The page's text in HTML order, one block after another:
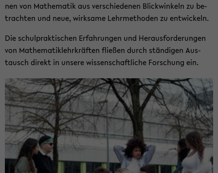
nen von Ma­the­ma­tik aus ver­schie­de­nen Blick­win­keln zu be­
trach­ten und neue, wirk­sa­me Lehr­me­tho­den zu ent­wi­ckeln.
Die schul­prak­ti­schen Er­fah­run­gen und Her­aus­for­de­run­gen
von Ma­the­ma­tik­lehr­kräf­ten flie­ßen durch stän­di­gen Aus­
tausch di­rekt in un­se­re wis­sen­schaft­li­che For­schung ein.